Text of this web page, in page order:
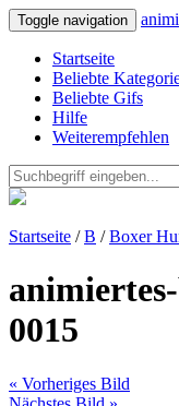
Toggle navigation
Startseite
Beliebte
Beliebte Gifs
Hilfe
Weiterempfehlen
Startseite /B /Boxer
0015
« Vorheriges Bild